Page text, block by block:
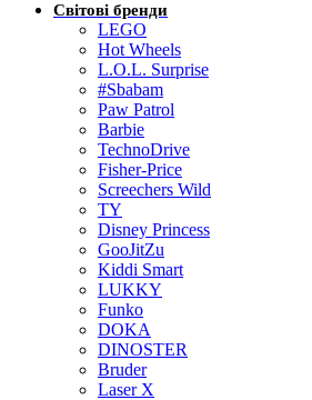
Світові бренди
LEGO
Hot Wheels
L.O.L. Surprise
#Sbabam
Paw Patrol
Barbie
TechnoDrive
Fisher-Price
Screechers Wild
TY
Disney Princess
GooJitZu
Kiddi Smart
LUKKY
Funko
DOKA
DINOSTER
Bruder
Laser X